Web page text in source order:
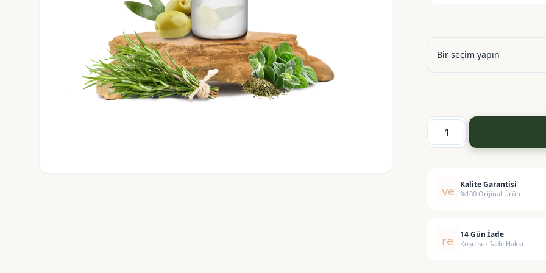
Biberiye-
Ekstraktı
adetverified
Kalite Garantisi
%100 Orijinal Ürün
replay14 Gün İade
Koşulsuz İade Hakkı